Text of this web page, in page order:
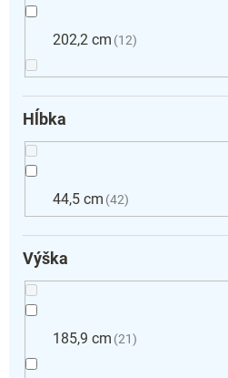
202,2 cm 12
Hĺbka
44,5 cm 42
Výška
185,9 cm 21